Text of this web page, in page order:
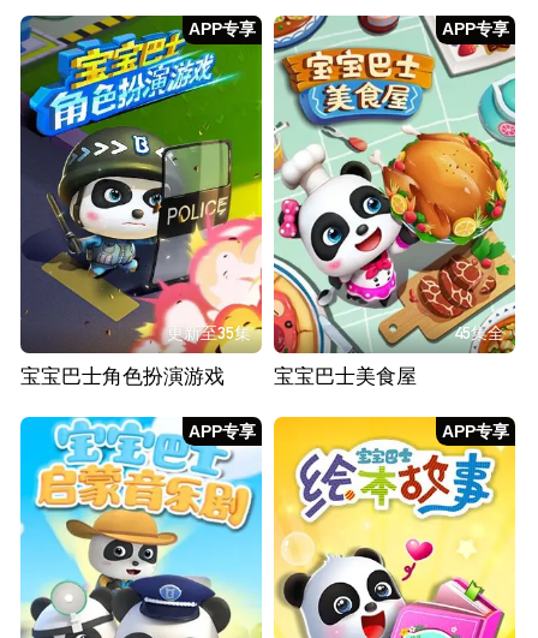
APP专享
更新至35集
宝宝巴士角色扮演游戏
APP专享
45集全
宝宝巴士美食屋
APP专享 APP专享